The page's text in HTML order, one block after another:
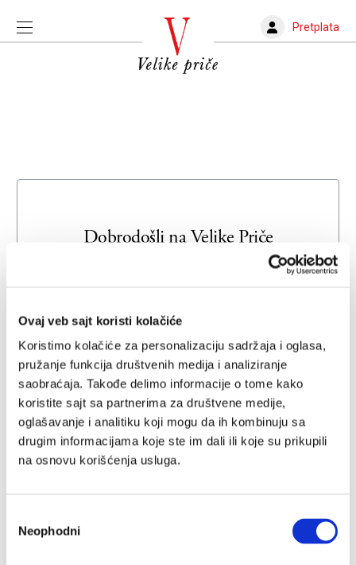
Ovaj veb sajt koristi kolačiće
Koristimo kolačiće za personalizaciju sadržaja i oglasa,
pružanje funkcija društvenih medija i analiziranje
saobraćaja. Takođe delimo informacije o tome kako
koristite sajt sa partnerima za društvene medije,
oglašavanje i analitiku koji mogu da ih kombinuju sa
drugim informacijama koje ste im dali ili koje su prikupili
na osnovu korišćenja usluga.
сагласности
Neophodni
Pretplata
Dobrodošli naVelike Priče
Unesite svoju adresu e-pošte da biste se prijavili ili kreirali
Email adresa
Lozinka